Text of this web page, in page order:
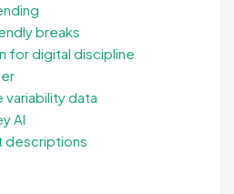
breaks
for digital discipline
variability data
AI
descriptions